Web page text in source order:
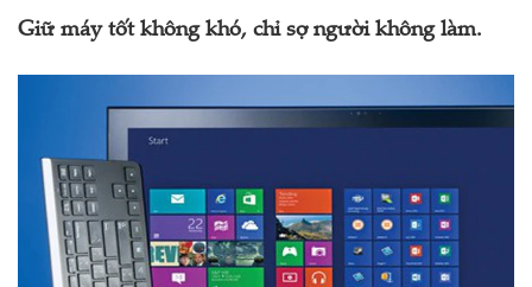
Giữ máy tốt không khó, chỉ sợ người không làm.